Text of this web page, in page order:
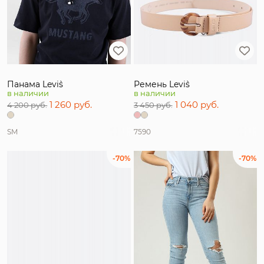
Панама Levi`s
в наличии
4 200 руб. 1 260 руб.
SM
Ремень Levi`s
в наличии
3 450 руб. 1 040 руб.
7590
-70% -70%